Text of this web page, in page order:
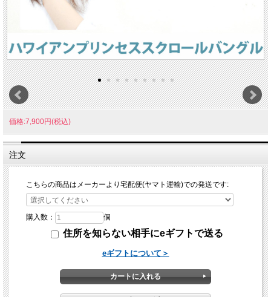
価格:7,900円(税込)
注文
こちらの商品はメーカーより宅配便(ヤマト運輸)での発送です:
購入数： 個
住所を知らない相手にeギフトで送る
eギフトについて＞